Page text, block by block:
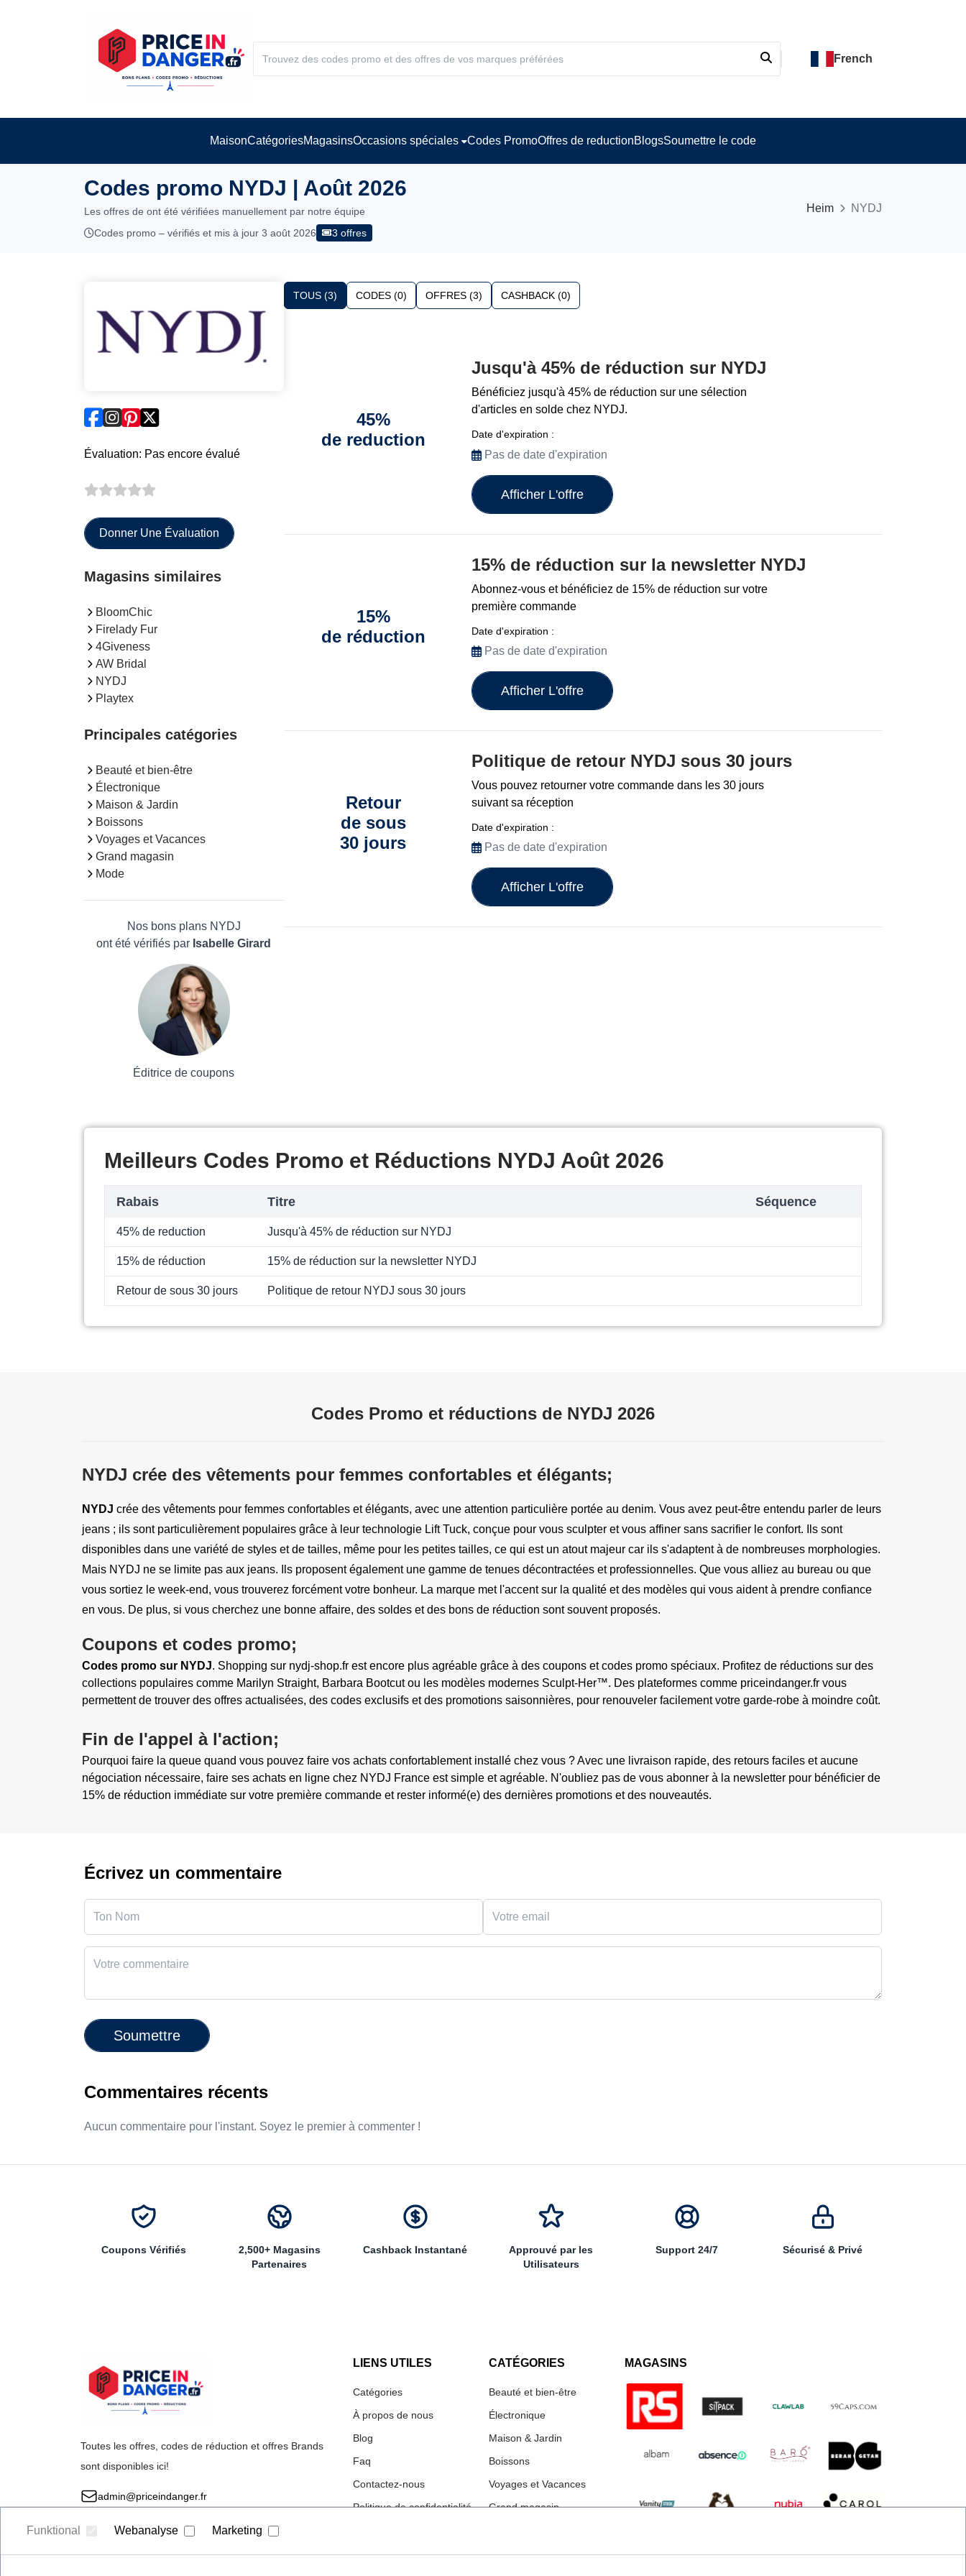
French
MaisonCatégoriesMagasinsOccasions spéciales Codes PromoOffres de reductionBlogsSoumettre le code
Codes promo NYDJ | Août 2026
Les offres de ont été vérifiées manuellement par notre équipe
Codes promo – vérifiés et mis à jour 3 août 2026
3 offres
Heim NYDJ
Évaluation: Pas encore évalué
Donner Une Évaluation
Magasins similaires
BloomChic
Firelady Fur
4Giveness
AW Bridal
NYDJ
Playtex
Principales catégories
Beauté et bien-être
Électronique
Maison & Jardin
Boissons
Voyages et Vacances
Grand magasin
Mode
Nos bons plans NYDJ
ont été vérifiés par Isabelle Girard
Éditrice de coupons
TOUS (3) CODES (0) OFFRES (3) CASHBACK (0)
45%
de reduction
Jusqu'à 45% de réduction sur NYDJ
Bénéficiez jusqu'à 45% de réduction sur une sélection
d'articles en solde chez NYDJ.
Date d'expiration :
Pas de date d'expiration
Afficher L'offre
15%
de réduction
15% de réduction sur la newsletter NYDJ
Abonnez-vous et bénéficiez de 15% de réduction sur votre
première commande
Date d'expiration :
Pas de date d'expiration
Afficher L'offre
Retour
de sous
30 jours
Politique de retour NYDJ sous 30 jours
Vous pouvez retourner votre commande dans les 30 jours
suivant sa réception
Date d'expiration :
Pas de date d'expiration
Afficher L'offre
Meilleurs Codes Promo et Réductions NYDJ Août 2026
Rabais Titre Séquence
45% de reduction Jusqu'à 45% de réduction sur NYDJ
15% de réduction 15% de réduction sur la newsletter NYDJ
Retour de sous 30 jours Politique de retour NYDJ sous 30 jours
Codes Promo et réductions de NYDJ 2026
NYDJ crée des vêtements pour femmes confortables et élégants;
NYDJ crée des vêtements pour femmes confortables et élégants, avec une attention particulière portée au denim. Vous avez peut-être entendu parler de leurs
jeans ; ils sont particulièrement populaires grâce à leur technologie Lift Tuck, conçue pour vous sculpter et vous affiner sans sacrifier le confort. Ils sont
disponibles dans une variété de styles et de tailles, même pour les petites tailles, ce qui est un atout majeur car ils s'adaptent à de nombreuses morphologies.
Mais NYDJ ne se limite pas aux jeans. Ils proposent également une gamme de tenues décontractées et professionnelles. Que vous alliez au bureau ou que
vous sortiez le week-end, vous trouverez forcément votre bonheur. La marque met l'accent sur la qualité et des modèles qui vous aident à prendre confiance
en vous. De plus, si vous cherchez une bonne affaire, des soldes et des bons de réduction sont souvent proposés.
Coupons et codes promo;
Codes promo sur NYDJ. Shopping sur nydj-shop.fr est encore plus agréable grâce à des coupons et codes promo spéciaux. Profitez de réductions sur des
collections populaires comme Marilyn Straight, Barbara Bootcut ou les modèles modernes Sculpt-Her™. Des plateformes comme priceindanger.fr vous
permettent de trouver des offres actualisées, des codes exclusifs et des promotions saisonnières, pour renouveler facilement votre garde-robe à moindre coût.
Fin de l'appel à l'action;
Pourquoi faire la queue quand vous pouvez faire vos achats confortablement installé chez vous ? Avec une livraison rapide, des retours faciles et aucune
négociation nécessaire, faire ses achats en ligne chez NYDJ France est simple et agréable. N'oubliez pas de vous abonner à la newsletter pour bénéficier de
15% de réduction immédiate sur votre première commande et rester informé(e) des dernières promotions et des nouveautés.
Écrivez un commentaire
Soumettre
Commentaires récents
Aucun commentaire pour l'instant. Soyez le premier à commenter !
Coupons Vérifiés
2,500+ Magasins
Partenaires
Cashback Instantané
Approuvé par les
Utilisateurs
Support 24/7 Sécurisé & Privé
Funktional Webanalyse Marketing
Toutes les offres, codes de réduction et offres Brands
sont disponibles ici!
admin@priceindanger.fr
LIENS UTILES
Catégories
À propos de nous
Blog
Faq
Contactez-nous
Politique de confidentialité
Imprimer
CATÉGORIES
Beauté et bien-être
Électronique
Maison & Jardin
Boissons
Voyages et Vacances
Grand magasin
MAGASINS